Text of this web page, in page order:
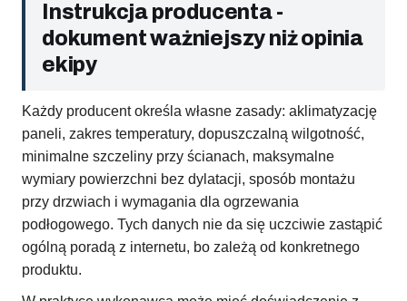
Instrukcja producenta -
dokument ważniejszy niż opinia
ekipy
Każdy producent określa własne zasady: aklimatyzację
paneli, zakres temperatury, dopuszczalną wilgotność,
minimalne szczeliny przy ścianach, maksymalne
wymiary powierzchni bez dylatacji, sposób montażu
przy drzwiach i wymagania dla ogrzewania
podłogowego. Tych danych nie da się uczciwie zastąpić
ogólną poradą z internetu, bo zależą od konkretnego
produktu.